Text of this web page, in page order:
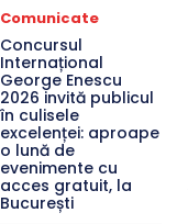
Comunicate
Concursul
Internațional
George Enescu
2026 invită publicul
în culisele
excelenței: aproape
o lună de
evenimente cu
acces gratuit, la
București